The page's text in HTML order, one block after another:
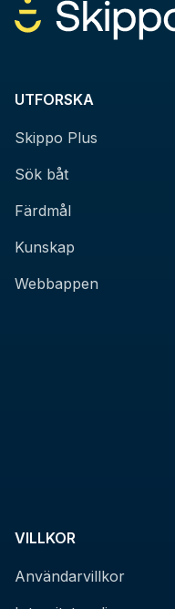
UTFORSKA
Skippo Plus
Sök båt
Färdmål
Kunskap
Webbappen
VILLKOR
Användarvillkor